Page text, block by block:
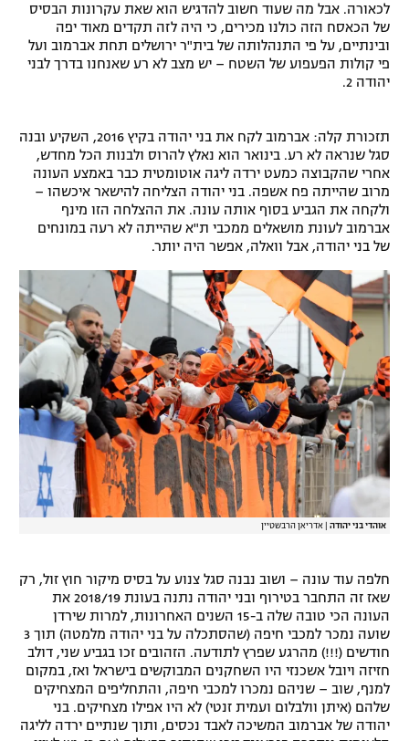
לכאורה. אבל מה שעוד חשוב להדגיש הוא שאת עקרונות הבסיס
של הכאסח הזה כולנו מכירים, כי היה לזה תקדים מאוד יפה
ובינתיים, על פי התנהלותה של בית"ר ירושלים תחת אברמוב ועל
פי קולות הפעפוע של השטח – יש מצב לא רע שאנחנו בדרך לבני
יהודה 2.
תזכורת קלה: אברמוב לקח את בני יהודה בקיץ 2016, השקיע ובנה
סגל שנראה לא רע. בינואר הוא נאלץ להרוס ולבנות הכל מחדש,
אחרי שהקבוצה כמעט ירדה ליגה אוטומטית כבר באמצע העונה
מרוב שהייתה פח אשפה. בני יהודה הצליחה להישאר איכשהו –
ולקחה את הגביע בסוף אותה עונה. את ההצלחה הזו מינף
אברמוב לעונת מושאלים ממכבי ת"א שהייתה לא רעה במונחים
של בני יהודה, אבל וואלה, אפשר היה יותר.
אוהדי בני יהודה אדריאן הרבשטיין
חלפה עוד עונה – ושוב נבנה סגל צנוע על בסיס מיקור חוץ זול, רק
שאז זה התחבר בטירוף ובני יהודה נתנה בעונת 2018/19 את
העונה הכי טובה שלה ב-15 השנים האחרונות, למרות שירדן
שועה נמכר למכבי חיפה (שהסתכלה על בני יהודה מלמטה) תוך 3
חודשים (!!!) מהרגע שפרץ לתודעה. הזהובים זכו בגביע שני, דולב
חזיזה ויובל אשכנזי היו השחקנים המבוקשים בישראל ואז, במקום
למנף, שוב – שניהם נמכרו למכבי חיפה, והתחליפים המצחיקים
שלהם (איתן וולבלום ועמית זנטי) לא היו אפילו מצחיקים. בני
יהודה של אברמוב המשיכה לאבד נכסים, ותוך שנתיים ירדה לליגה